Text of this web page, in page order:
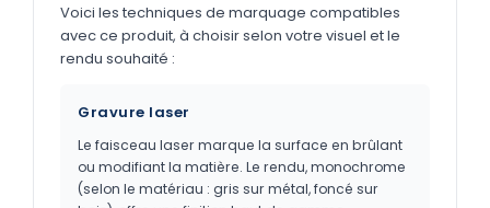
Voici les techniques de marquage compatibles
avec ce produit, à choisir selon votre visuel et le
rendu souhaité :
Gravure laser
Le faisceau laser marque la surface en brûlant
ou modifiant la matière. Le rendu, monochrome
(selon le matériau : gris sur métal, foncé sur